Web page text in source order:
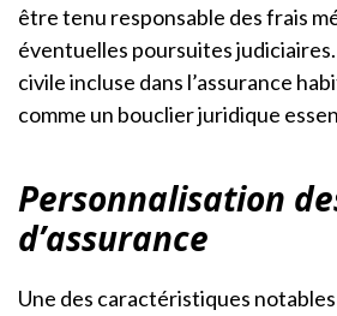
être tenu responsable des frais
éventuelles poursuites
civile incluse dans l’assurance
comme un bouclier juridique
Personnalisation
d’assurance
Une des caractéristiques notables